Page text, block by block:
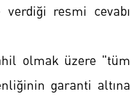
resmi cevabı
olmak üzere "tüm
garanti altına